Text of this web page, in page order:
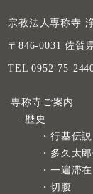
宗教法人専称寺
〒846-0031 佐賀
TEL 0952-75-
専称寺ご案内
-歴史
・行基伝説
・多久太
・一遍滞在
・切腹